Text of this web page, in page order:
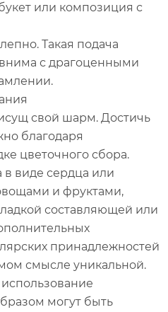
или композиция с
Такая подача
с драгоценными
свой шарм. Достичь
благодаря
цветочного сбора.
виде сердца или
и фруктами,
составляющей или
принадлежностей
смысле уникальной.
могут быть